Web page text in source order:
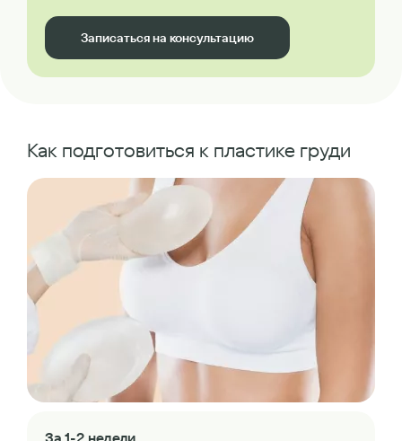
Записаться на консультацию
Как подготовиться к пластике груди
За 1-2 недели